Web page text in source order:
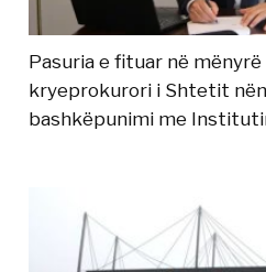
Pasuria e fituar në
kryeprokurori i Shtetit
bashkëpunimi me